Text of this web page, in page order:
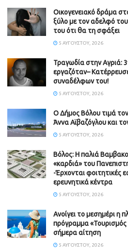
Οικογενειακό δράμα
ξύλο με τον αδελφό
του ότι θα τη σφάξει
5 ΑΥΓΟΎΣΤΟΥ, 2026
Τραγωδία στην Αγριά:
εργαζόταν–
συναδέλφων του!
5 ΑΥΓΟΎΣΤΟΥ, 2026
Ο Δήμος Βόλου τιμά
Άννα Αϊβαζόγλου και
5 ΑΥΓΟΎΣΤΟΥ, 2026
Βόλος: Η παλιά
«καρδιά» του
-Έρχονται φοιτητικές
ερευνητικά κέντρα
5 ΑΥΓΟΎΣΤΟΥ, 2026
Ανοίγει το μεσημέρι η
πρόγραμμα «Τουρισμός
σήμερα αίτηση
5 ΑΥΓΟΎΣΤΟΥ, 2026